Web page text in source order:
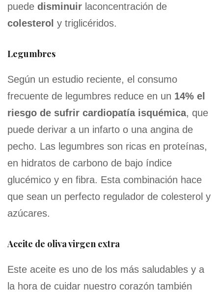
puede disminuir laconcentración de
colesterol y triglicéridos.
Legumbres
Según un estudio reciente, el consumo
frecuente de legumbres reduce en un 14% el
riesgo de sufrir cardiopatía isquémica, que
puede derivar a un infarto o una angina de
pecho. Las legumbres son ricas en proteínas,
en hidratos de carbono de bajo índice
glucémico y en fibra. Esta combinación hace
que sean un perfecto regulador de colesterol y
azúcares.
Aceite de oliva virgen extra
Este aceite es uno de los más saludables y a
la hora de cuidar nuestro corazón también